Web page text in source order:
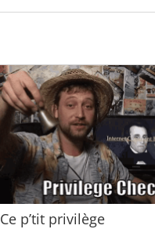
Ce p’tit privilège